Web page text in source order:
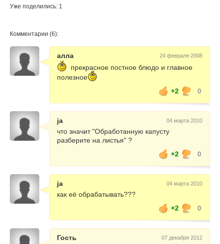
Уже поделились: 1
Комментарии (6):
алла 24 февраля 2008
прекрасное постное блюдо и главное
полезное
+2
0
ja 04 марта 2010
что значит "Обработанную капусту
разберите на листья" ?
+2
0
ja 04 марта 2010
как её обрабатывать???
+2
0
Гость 07 декабря 2012